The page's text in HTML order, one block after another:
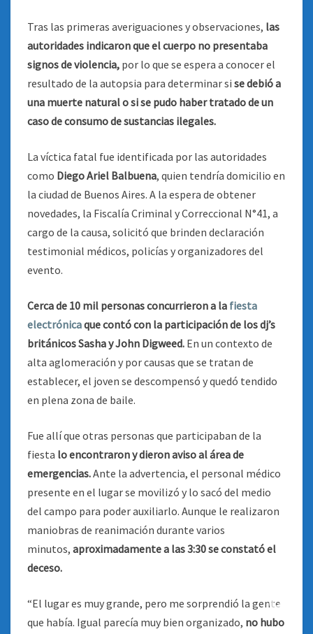
Tras las primeras averiguaciones y observaciones, las
autoridades indicaron que el cuerpo no presentaba
signos de violencia, por lo que se espera a conocer el
resultado de la autopsia para determinar si se debió a
una muerte natural o si se pudo haber tratado de un
caso de consumo de sustancias ilegales.
La víctica fatal fue identificada por las autoridades
como Diego Ariel Balbuena, quien tendría domicilio en
la ciudad de Buenos Aires. A la espera de obtener
novedades, la Fiscalía Criminal y Correccional N°41, a
cargo de la causa, solicitó que brinden declaración
testimonial médicos, policías y organizadores del
evento.
Cerca de 10 mil personas concurrieron a la fiesta
electrónicaque contó con la participación de los dj’s
británicos Sasha y John Digweed. En un contexto de
alta aglomeración y por causas que se tratan de
establecer, el joven se descompensó y quedó tendido
en plena zona de baile.
Fue allí que otras personas que participaban de la
fiesta lo encontraron y dieron aviso al área de
emergencias.Ante la advertencia, el personal médico
presente en el lugar se movilizó y lo sacó del medio
del campo para poder auxiliarlo. Aunque le realizaron
maniobras de reanimación durante varios
minutos, aproximadamente a las 3:30 se constató el
deceso.
“El lugar es muy grande, pero me sorprendió la gente
que había. Igual parecía muy bien organizado, no hubo